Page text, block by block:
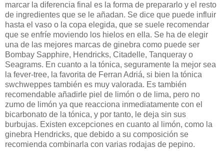
marcar la diferencia final es la forma de prepararlo y el resto
de ingredientes que se le añadan. Se dice que puede influir
hasta el vaso o la copa elegida, que se suele recomendar
que se enfríe moviendo los hielos en ella. Se ha de elegir
una de las mejores marcas de ginebra como puede ser
Bombay Sapphire, Hendricks, Citadelle, Tanqueray o
Seagrams. En cuanto a la tónica, seguramente la mejor sea
la fever-tree, la favorita de Ferran Adriá, si bien la tónica
swchweppes también es muy valorada. Es también
recomendable añadirle piel de limón o de lima, pero no
zumo de limón ya que reacciona inmediatamente con el
bicarbonato de la tónica, y por tanto, le deja sin sus
burbujas. Existen excepciones en cuanto al limón, como la
ginebra Hendricks, que debido a su composición se
recomienda combinarla con varias rodajas de pepino.